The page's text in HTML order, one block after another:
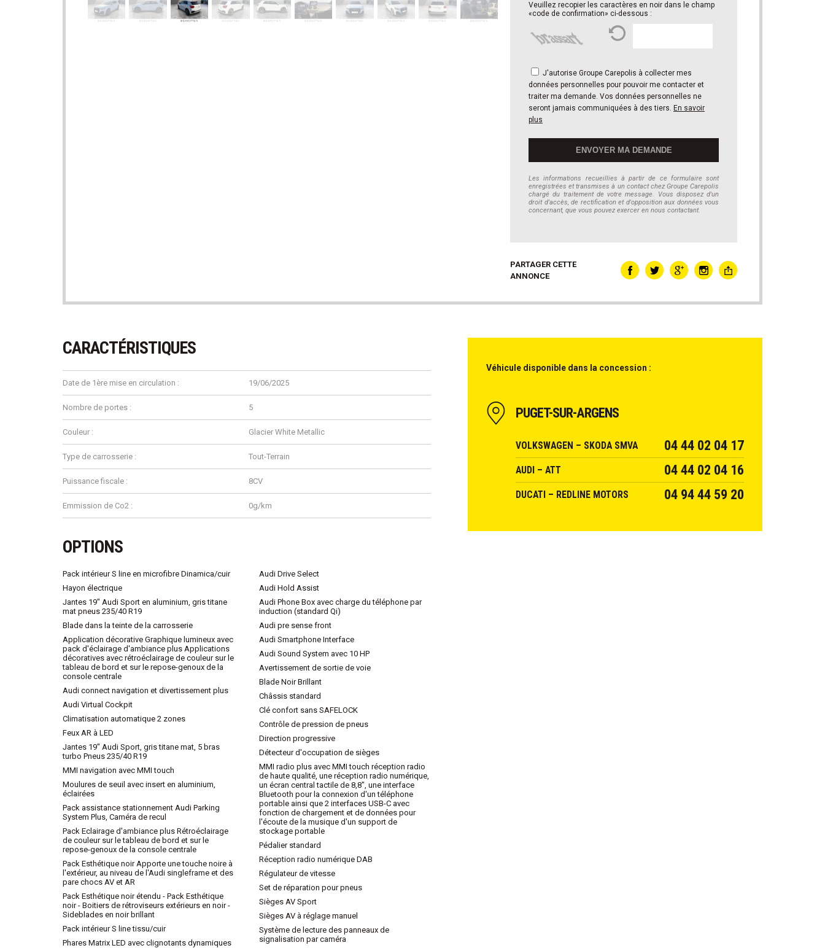
Veuillez recopier les caractères en noir dans le champ
«code de confirmation» ci-dessous :
données personnelles pour pouvoir me contacter et
traiter ma demande. Vos données personnelles ne
seront jamais communiquées à des tiers. En savoir
plus
Les informations recueillies à partir de ce formulaire sont
enregistrées et transmises à un contact chez Groupe Carepolis
chargé du traitement de votre message. Vous disposez d'un
droit d'accès, de rectification et d'opposition aux données vous
concernant, que vous pouvez exercer en nous contactant.
PARTAGER CETTE
ANNONCE
CARACTÉRISTIQUES
Date de 1ère mise en circulation : 19/06/2025
Nombre de portes : 5
Couleur : Glacier White Metallic
Type de carrosserie : Tout-Terrain
Puissance fiscale : 8CV
Emmission de Co2 : 0g/km
OPTIONS
Pack intérieur S line en microfibre Dinamica/cuir
Hayon électrique
Jantes 19" Audi Sport en aluminium, gris titane
mat pneus 235/40 R19
Blade dans la teinte de la carrosserie
Application décorative Graphique lumineux avec
pack d'éclairage d'ambiance plus Applications
décoratives avec rétroéclairage de couleur sur le
tableau de bord et sur le repose-genoux de la
console centrale
Audi connect navigation et divertissement plus
Audi Virtual Cockpit
Climatisation automatique 2 zones
Feux AR à LED
Jantes 19" Audi Sport, gris titane mat, 5 bras
turbo Pneus 235/40 R19
MMI navigation avec MMI touch
Moulures de seuil avec insert en aluminium,
éclairées
Pack assistance stationnement Audi Parking
System Plus, Caméra de recul
Pack Eclairage d'ambiance plus Rétroéclairage
de couleur sur le tableau de bord et sur le
repose-genoux de la console centrale
Pack Esthétique noir Apporte une touche noire à
l'extérieur, au niveau de l'Audi singleframe et des
pare chocs AV et AR
Pack Esthétique noir étendu - Pack Esthétique
noir - Boitiers de rétroviseurs extérieurs en noir -
Sideblades en noir brillant
Pack intérieur S line tissu/cuir
Phares Matrix LED avec clignotants dynamiques
Audi Drive Select
Audi Hold Assist
Audi Phone Box avec charge du téléphone par
induction (standard Qi)
Audi pre sense front
Audi Smartphone Interface
Audi Sound System avec 10 HP
Avertissement de sortie de voie
Blade Noir Brillant
Châssis standard
Clé confort sans SAFELOCK
Contrôle de pression de pneus
Direction progressive
Détecteur d'occupation de sièges
MMI radio plus avec MMI touch réception radio
de haute qualité, une réception radio numérique,
un écran central tactile de 8,8", une interface
Bluetooth pour la connexion d'un téléphone
portable ainsi que 2 interfaces USB-C avec
fonction de chargement et de données pour
l'écoute de la musique d'un support de
stockage portable
Pédalier standard
Réception radio numérique DAB
Régulateur de vitesse
Set de réparation pour pneus
Sièges AV Sport
Sièges AV à réglage manuel
Système de lecture des panneaux de
signalisation par caméra
Véhicule disponible dans la concession :
PUGET-SUR-ARGENS
VOLKSWAGEN – SKODA SMVA 04 44 02 04 17
AUDI – ATT 04 44 02 04 16
DUCATI – REDLINE MOTORS 04 94 44 59 20